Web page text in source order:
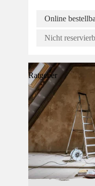
Online
Nicht
Ratgeber